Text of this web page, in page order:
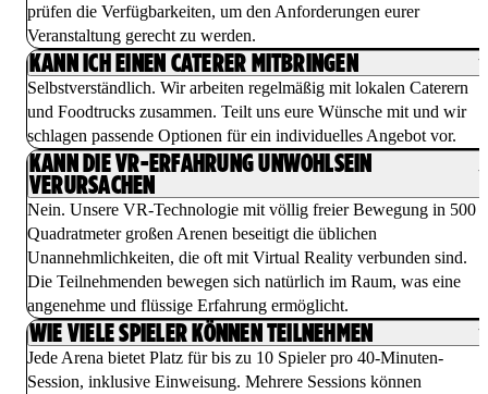
prüfen die Verfügbarkeiten, um den Anforderungen eurer
Veranstaltung gerecht zu werden.
KANN ICH EINEN CATERER MITBRINGEN
Selbstverständlich. Wir arbeiten regelmäßig mit lokalen Caterern
und Foodtrucks zusammen. Teilt uns eure Wünsche mit und wir
schlagen passende Optionen für ein individuelles Angebot vor.
KANN DIE VR-ERFAHRUNG UNWOHLSEIN
VERURSACHEN
Nein. Unsere VR-Technologie mit völlig freier Bewegung in 500
Quadratmeter großen Arenen beseitigt die üblichen
Unannehmlichkeiten, die oft mit Virtual Reality verbunden sind.
Die Teilnehmenden bewegen sich natürlich im Raum, was eine
angenehme und flüssige Erfahrung ermöglicht.
WIE VIELE SPIELER KÖNNEN TEILNEHMEN
Jede Arena bietet Platz für bis zu 10 Spieler pro 40-Minuten-
Session, inklusive Einweisung. Mehrere Sessions können